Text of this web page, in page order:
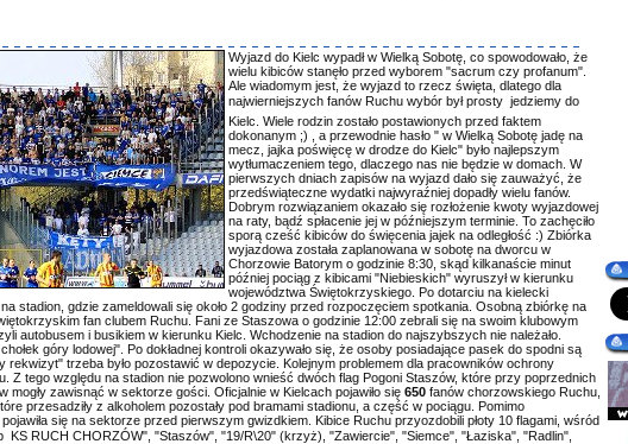
Wyjazd do Kielc wypadł w Wielką Sobotę, co spowodowało, że
wielu kibiców stanęło przed wyborem "sacrum czy profanum".
Ale wiadomym jest, że wyjazd to rzecz święta, dlatego dla
najwierniejszych fanów Ruchu wybór był prosty  jedziemy do
Kielc. Wiele rodzin zostało postawionych przed faktem
dokonanym ;) , a przewodnie hasło " w Wielką Sobotę jadę na
mecz, jajka poświęcę w drodze do Kielc" było najlepszym
wytłumaczeniem tego, dlaczego nas nie będzie w domach. W
pierwszych dniach zapisów na wyjazd dało się zauważyć, że
przedświąteczne wydatki najwyraźniej dopadły wielu fanów.
Dobrym rozwiązaniem okazało się rozłożenie kwoty wyjazdowej
na raty, bądź spłacenie jej w późniejszym terminie. To zachęciło
sporą cześć kibiców do święcenia jajek na odległość :) Zbiórka
wyjazdowa została zaplanowana w sobotę na dworcu w
Chorzowie Batorym o godzinie 8:30, skąd kilkanaście minut
później pociąg z kibicami "Niebieskich" wyruszył w kierunku
województwa Świętokrzyskiego. Po dotarciu na kielecki
stadion, gdzie zameldowali się około 2 godziny przed rozpoczęciem spotkania. Osobną zbiórkę na
fan clubem Ruchu. Fani ze Staszowa o godzinie 12:00 zebrali się na swoim klubowym
autobusem i busikiem w kierunku Kielc. Wchodzenie na stadion do najszybszych nie należało.
góry lodowej". Po dokładnej kontroli okazywało się, że osoby posiadające pasek do spodni są
trzeba było pozostawić w depozycie. Kolejnym problemem dla pracowników ochrony
Z tego względu na stadion nie pozwolono wnieść dwóch flag Pogoni Staszów, które przy poprzednich
zawisnąć w sektorze gości. Oficjalnie w Kielcach pojawiło się 650fanów chorzowskiego Ruchu,
przesadziły z alkoholem pozostały pod bramami stadionu, a część w pociągu. Pomimo
się na sektorze przed pierwszym gwizdkiem. Kibice Ruchu przyozdobili płoty 10 flagami, wśród
KS RUCH CHORZÓW", "Staszów", "19/R\20" (krzyż), "Zawiercie", "Siemce", "Łaziska", "Radlin",